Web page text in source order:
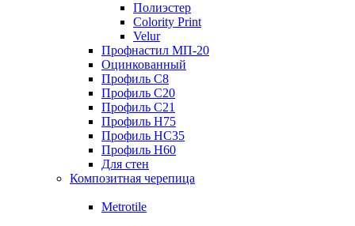
Полиэстер
Colority Print
Velur
Профнастил МП-20
Оцинкованный
Профиль С8
Профиль С20
Профиль С21
Профиль Н75
Профиль НС35
Профиль Н60
Для стен
Композитная черепица
Metrotile